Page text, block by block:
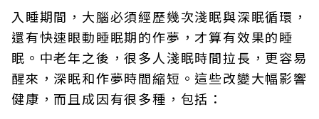
入睡期間，大腦必須經歷幾次淺眠與深眠循環，
還有快速眼動睡眠期的作夢，才算有效果的睡
眠。中老年之後，很多人淺眠時間拉長，更容易
醒來，深眠和作夢時間縮短。這些改變大幅影響
健康，而且成因有很多種，包括：